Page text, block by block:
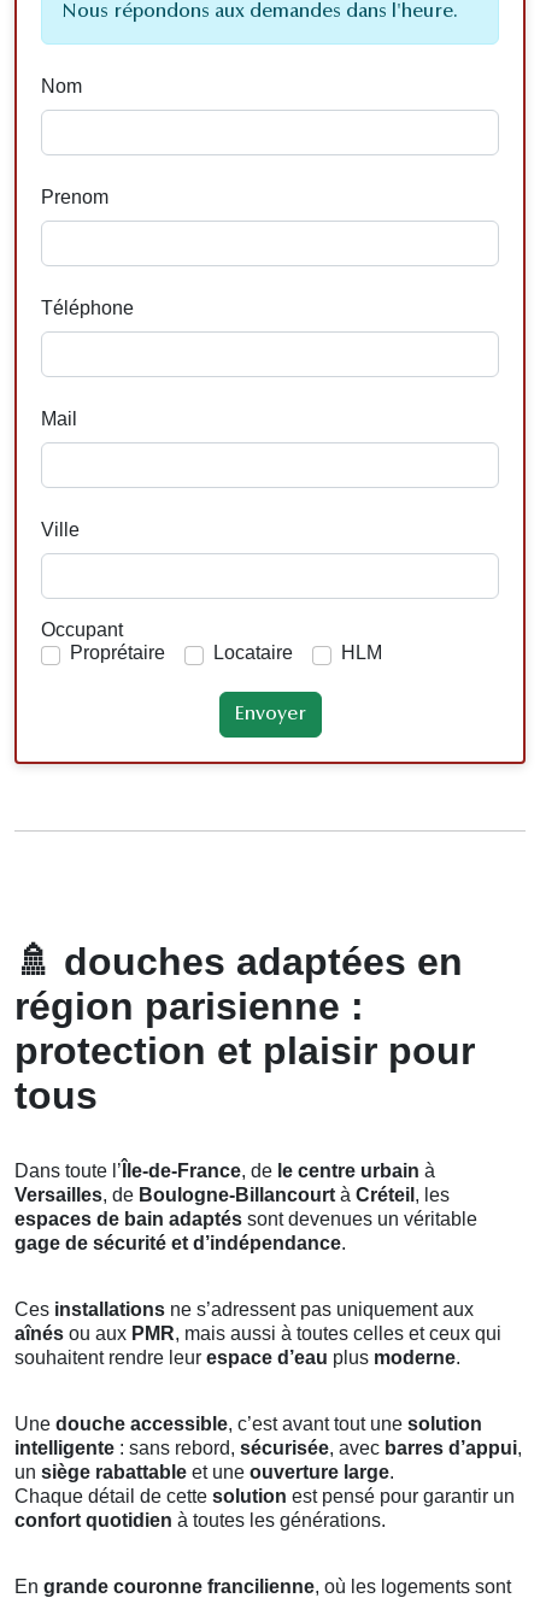
Nous répondons aux demandes dans l'heure.
Nom
Prenom
Téléphone
Mail
Ville
Occupant
Proprétaire
Locataire HLM
🚿 douches adaptées en
région parisienne :
protection et plaisir pour
tous
Dans toute l’ Île-de-France, de le centre urbain à
Versailles, de Boulogne-Billancourt à Créteil , les
espaces de bain adaptés sont devenues un véritable
gage de sécurité et d’indépendance.
Ces installations ne s’adressent pas uniquement aux
aînés ou aux PMR, mais aussi à toutes celles et ceux qui
souhaitent rendre leur espace d’eau plus moderne.
Une douche accessible, c’est avant tout une solution
intelligente : sans rebord, sécurisée, avec barres d’appui,
un siège rabattable et une ouverture large.
Chaque détail de cette solution est pensé pour garantir un
confort quotidien à toutes les générations.
En grande couronne francilienne, où les logements sont